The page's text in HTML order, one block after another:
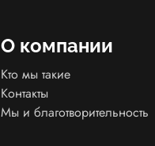
О компании
Кто мы такие
Контакты
Мы и благотворительность